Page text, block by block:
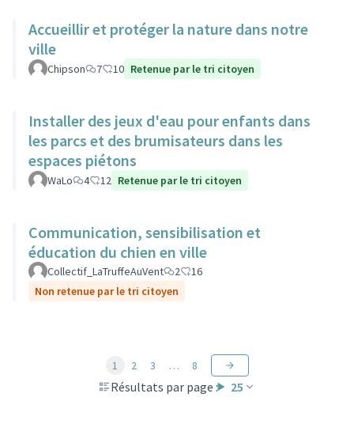
Accueillir et protéger la nature dans notre
ville
Chipson 7 10 Retenue par le tri citoyen
Installer des jeux d'eau pour enfants dans
les parcs et des brumisateurs dans les
espaces piétons
WaLo 4 12 Retenue par le tri citoyen
Communication, sensibilisation et
éducation du chien en ville
Collectif_LaTruffeAuVent 2
16
Non retenue par le tri citoyen
Résultats par page : 25
1 2 3 … 8